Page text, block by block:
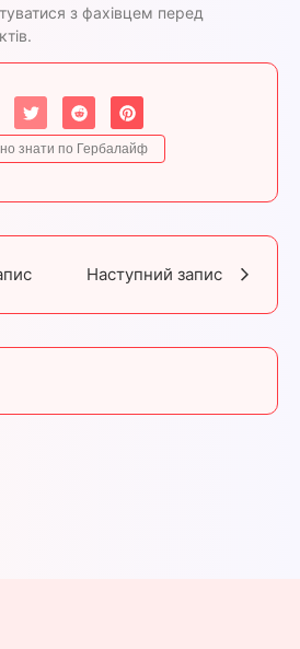
з фахівцем перед
знати по Гербалайф
Наступний запис